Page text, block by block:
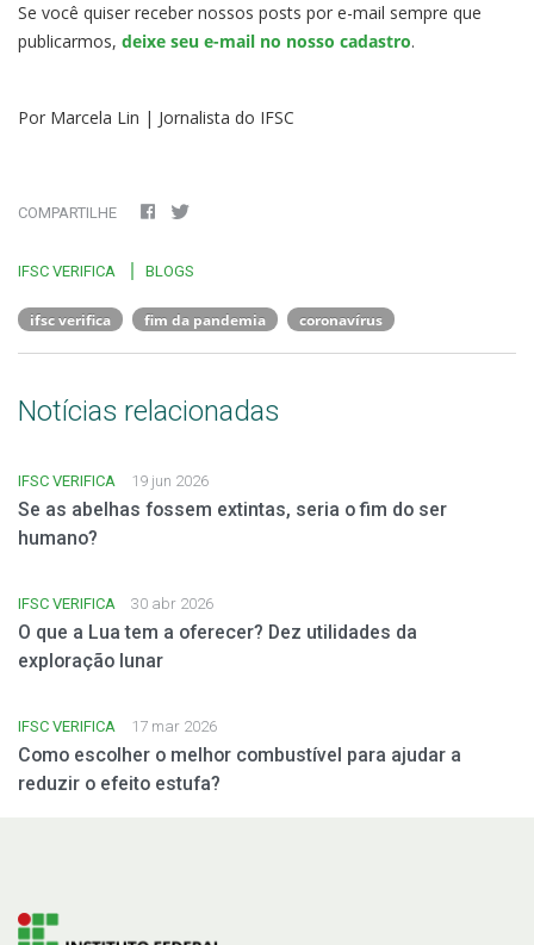
Se você quiser receber nossos posts por e-mail sempre que
publicarmos, deixe seu e-mail no nosso cadastro.
Por Marcela Lin | Jornalista do IFSC
COMPARTILHE
IFSC VERIFICA BLOGS
ifsc verifica fim da pandemia coronavírus
Notícias relacionadas
IFSC VERIFICA 19 jun 2026
Se as abelhas fossem extintas, seria o fim do ser
humano?
IFSC VERIFICA 30 abr 2026
O que a Lua tem a oferecer? Dez utilidades da
exploração lunar
IFSC VERIFICA 17 mar 2026
Como escolher o melhor combustível para ajudar a
reduzir o efeito estufa?